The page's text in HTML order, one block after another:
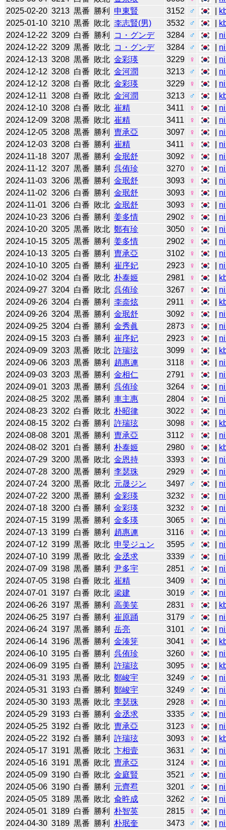
2025-02-20 3213 黒番 勝利 申東賢 3152 ♂
2025-01-10 3210 黒番 敗北 李志賢(男) 3532 ♂
2024-12-22 3209 白番 勝利 コ・グンデ 3284 ♂
2024-12-22 3209 黒番 敗北 コ・グンデ 3284 ♂
2024-12-13 3208 黒番 敗北 金彩瑛 3229 ♀
2024-12-12 3208 白番 敗北 金河潤 3213 ♂
2024-12-12 3208 白番 敗北 金彩瑛 3229 ♀
2024-12-11 3208 白番 敗北 金河潤 3213 ♂
2024-12-10 3208 白番 敗北 崔精 3411 ♀
2024-12-09 3208 黒番 敗北 崔精 3411 ♀
2024-12-05 3208 黒番 勝利 曺承亞 3097 ♀
2024-12-03 3208 白番 勝利 崔精 3411 ♀
2024-11-18 3207 黒番 勝利 金珉舒 3092 ♀
2024-11-12 3207 黒番 勝利 呉侑珍 3270 ♀
2024-11-03 3206 黒番 勝利 金珉舒 3093 ♀
2024-11-02 3206 白番 勝利 金珉舒 3093 ♀
2024-11-01 3206 白番 敗北 金珉舒 3093 ♀
2024-10-23 3206 白番 勝利 姜多情 2902 ♀
2024-10-20 3205 黒番 敗北 鄭有珍 3050 ♀
2024-10-15 3205 黒番 勝利 姜多情 2902 ♀
2024-10-13 3205 白番 勝利 曺承亞 3102 ♀
2024-10-10 3205 白番 勝利 崔序妃 2923 ♀
2024-10-02 3204 白番 敗北 朴泰姬 2981 ♀
2024-09-27 3204 白番 敗北 呉侑珍 3267 ♀
2024-09-26 3204 白番 勝利 李奈炫 2911 ♀
2024-09-26 3204 黒番 勝利 金珉舒 3092 ♀
2024-09-25 3204 白番 勝利 金秀眞 2873 ♀
2024-09-15 3203 白番 勝利 崔序妃 2923 ♀
2024-09-09 3203 黒番 敗北 許瑞玹 3099 ♀
2024-09-06 3203 黒番 勝利 趙惠連 3118 ♀
2024-09-03 3203 黒番 勝利 金相仁 2791 ♀
2024-09-01 3203 黒番 勝利 呉侑珍 3264 ♀
2024-08-25 3202 黒番 勝利 車主惠 2804 ♀
2024-08-23 3202 白番 敗北 朴昭律 3022 ♀
2024-08-15 3202 白番 勝利 許瑞玹 3098 ♀
2024-08-08 3201 黒番 勝利 曺承亞 3112 ♀
2024-08-02 3201 白番 勝利 朴泰姬 2980 ♀
2024-07-29 3200 黒番 敗北 金恩持 3393 ♀
2024-07-28 3200 黒番 勝利 李瑟珠 2929 ♀
2024-07-24 3200 黒番 敗北 元晟ジン 3497 ♂
2024-07-22 3200 黒番 勝利 金彩瑛 3232 ♀
2024-07-18 3200 白番 勝利 金彩瑛 3232 ♀
2024-07-15 3199 黒番 勝利 金多瑛 3065 ♀
2024-07-13 3199 白番 勝利 趙惠連 3116 ♀
2024-07-12 3199 黒番 敗北 申旻ジュン 3595 ♂
2024-07-10 3199 黒番 敗北 金丞求 3339 ♂
2024-07-09 3198 黒番 勝利 尹多宇 2851 ♂
2024-07-05 3198 白番 敗北 崔精 3409 ♀
2024-07-01 3197 白番 敗北 梁建 3019 ♂
2024-06-26 3197 黒番 勝利 高美笑 2831 ♀
2024-06-25 3197 白番 勝利 崔原踊 3179 ♂
2024-06-24 3197 黒番 勝利 岳亮 3101 ♂
2024-06-14 3196 黒番 勝利 金湊笌 3041 ♀
2024-06-10 3195 白番 勝利 呉侑珍 3260 ♀
2024-06-09 3195 白番 勝利 許瑞玹 3095 ♀
2024-05-31 3193 黒番 敗北 鄭峻宇 3249 ♂
2024-05-31 3193 白番 勝利 鄭峻宇 3249 ♂
2024-05-30 3193 黒番 敗北 李瑟珠 2928 ♀
2024-05-29 3193 白番 勝利 金丞求 3335 ♂
2024-05-25 3192 白番 敗北 曺承亞 3123 ♀
2024-05-22 3192 白番 勝利 許瑞玹 3093 ♀
2024-05-17 3191 黒番 敗北 卞相壹 3631 ♂
2024-05-16 3191 黒番 敗北 曺承亞 3124 ♀
2024-05-09 3190 白番 敗北 金庭賢 3521 ♂
2024-05-06 3190 白番 勝利 元齊焄 3201 ♂
2024-05-05 3189 黒番 敗北 兪旿成 3262 ♂
2024-05-01 3189 白番 勝利 朴智英 2815 ♀
2024-04-30 3189 黒番 勝利 朴珉奎 3473 ♂